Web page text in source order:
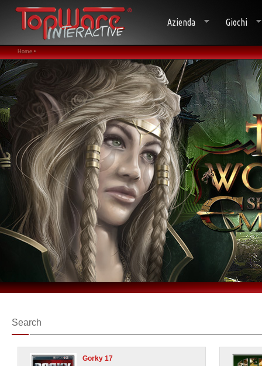
Azienda Giochi
Home •
Search
Gorky 17